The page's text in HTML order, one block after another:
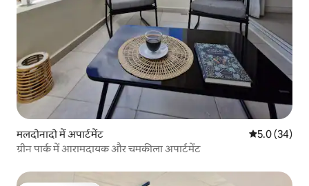
मलदोनादो में अपार्टमेंट औसत रेटिंग 5
5.0 (34)
ग्रीन पार्क में आरामदायक और चमकीला अपार्टमेंट